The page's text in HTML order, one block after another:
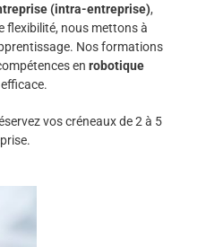
(intra-entreprise),
flexibilité, nous mettons à
Nos formations
en robotique
vos créneaux de 2 à 5